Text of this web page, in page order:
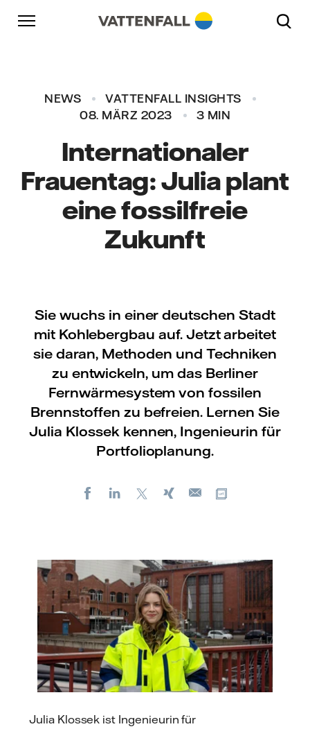
Überspringen
Zurück zur Hauptnavigation
Gehe zur Fußzeile
NEWS
VATTENFALL INSIGHTS
08. MÄRZ 2023
3 MIN
Internationaler
Frauentag: Julia plant
eine fossilfreie
Zukunft
Sie wuchs in einer deutschen Stadt
mit Kohlebergbau auf. Jetzt arbeitet
sie daran, Methoden und Techniken
zu entwickeln, um das Berliner
Fernwärmesystem von fossilen
Brennstoffen zu befreien. Lernen Sie
Julia Klossek kennen, Ingenieurin für
Portfolioplanung.
FacebookLinkedIn Xing
E-
Julia Klossek ist Ingenieurin für
Zurück zur Hauptnavigation